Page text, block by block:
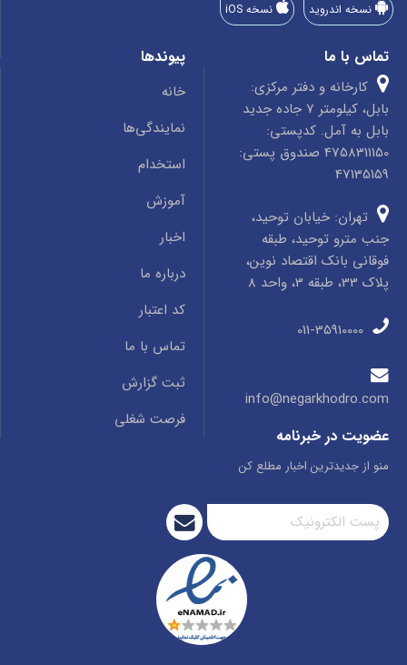
نسخه اندروید نسخه iOS
تماس با ما
کارخانه و دفتر مرکزی:
بابل، کیلومتر 7 جاده جدید
بابل به آمل. کدپستی:
4758311150 صندوق پستی:
47135159
تهران: خیابان توحید،
جنب مترو توحید، طبقه
فوقانی بانک اقتصاد نوین،
پلاک 33، طبقه 3، واحد 8
info@negarkhodro.com
پیوندها
خانه
نمایندگی‌ها
استخدام
آموزش
اخبار
درباره ما
کد اعتبار
تماس با ما
ثبت گزارش
فرصت شغلی
عضویت در خبرنامه
منو از جدیدترین اخبار مطلع کن